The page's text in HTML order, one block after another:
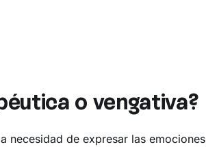
o vengativa?
necesidad de expresar las